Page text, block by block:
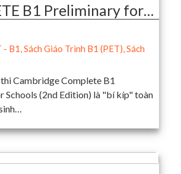
B1 Preliminary for…
- B1,Sách Giáo Trình B1 (PET),Sách
Cambridge Complete B1
Schools (2nd Edition) là "bí kíp" toàn